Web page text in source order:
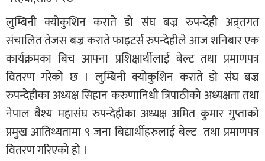
लुम्बिनी क्योकुशिन कराते डो संघ बज्र रुपन्देही अन्र्तगत
संचालित तेजस बज्र कराते फाइटर्स रुपन्देहीले आज शनिबार एक
कार्यक्रमका बिच आफ्ना प्रशिक्षार्थीलाई बेल्ट तथा प्रमाणपत्र
वितरण गरेको छ । लुम्बिनी क्योकुशिन कराते डो संघ बज्र
रुपन्देहीका अध्यक्ष सिहान करुणानिधी त्रिपाठीको अध्यक्षता तथा
नेपाल बैश्य महासंघ रुपन्देहीका अध्यक्ष अमित कुमार गुप्ताको
प्रमुख आतिथ्यतामा ९ जना बिद्यार्थीहरुलाई बेल्ट तथा प्रमाणपत्र
वितरण गरिएको हो ।